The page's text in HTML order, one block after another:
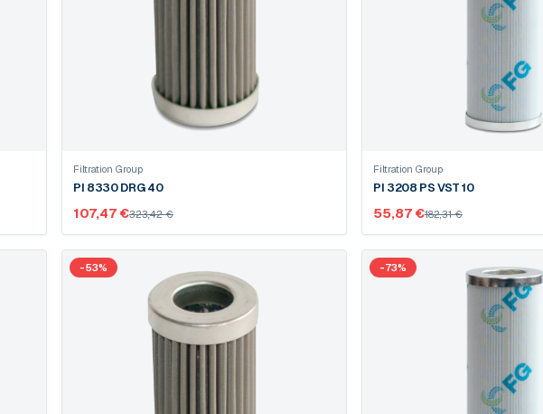
Filtration Group
PI 8330 DRG 40
107,47 €323,42 €
Filtration Group
PI 3208 PS VST 10
55,87 €182,31 €
-53% -73%